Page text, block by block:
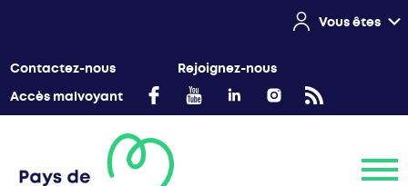
Vous êtes
Contactez-nous
Rejoignez-nous
Accès malvoyant
Menu